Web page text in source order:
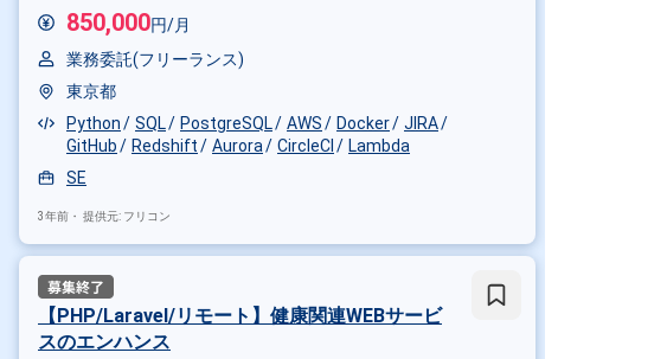
850,000円/月
業務委託(フリーランス)
東京都
Python
SQL PostgreSQL AWS Docker
JIRA
GitHub
Redshift Aurora CircleCI
Lambda
SE
3年前・ 提供元: フリコン
【PHP/Laravel/リモート】健康関連WEBサービ
スのエンハンス